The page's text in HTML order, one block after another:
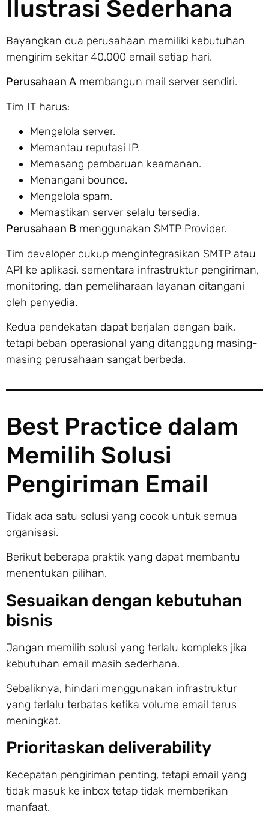
Ilustrasi Sederhana
Bayangkan dua perusahaan memiliki kebutuhan
mengirim sekitar 40.000 email setiap hari.
Perusahaan A membangun mail server sendiri.
Tim IT harus:
Mengelola server.
Memantau reputasi IP.
Memasang pembaruan keamanan.
Menangani bounce.
Mengelola spam.
Memastikan server selalu tersedia.
Perusahaan B menggunakan SMTP Provider.
Tim developer cukup mengintegrasikan SMTP atau
API ke aplikasi, sementara infrastruktur pengiriman,
monitoring, dan pemeliharaan layanan ditangani
oleh penyedia.
Kedua pendekatan dapat berjalan dengan baik,
tetapi beban operasional yang ditanggung masing-
masing perusahaan sangat berbeda.
Best Practice dalam
Memilih Solusi
Pengiriman Email
Tidak ada satu solusi yang cocok untuk semua
organisasi.
Berikut beberapa praktik yang dapat membantu
menentukan pilihan.
Sesuaikan dengan kebutuhan
bisnis
Jangan memilih solusi yang terlalu kompleks jika
kebutuhan email masih sederhana.
Sebaliknya, hindari menggunakan infrastruktur
yang terlalu terbatas ketika volume email terus
meningkat.
Prioritaskan deliverability
Kecepatan pengiriman penting, tetapi email yang
tidak masuk ke inbox tetap tidak memberikan
manfaat.